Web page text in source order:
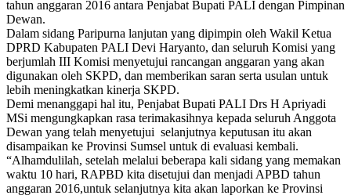
tahun anggaran 2016 antara Penjabat Bupati PALI dengan Pimpinan
Dewan.
Dalam sidang Paripurna lanjutan yang dipimpin oleh Wakil Ketua
DPRD Kabupaten PALI Devi Haryanto, dan seluruh Komisi yang
berjumlah III Komisi menyetujui rancangan anggaran yang akan
digunakan oleh SKPD, dan memberikan saran serta usulan untuk
lebih meningkatkan kinerja SKPD.
Demi menanggapi hal itu, Penjabat Bupati PALI Drs H Apriyadi
MSi mengungkapkan rasa terimakasihnya kepada seluruh Anggota
Dewan yang telah menyetujui selanjutnya keputusan itu akan
disampaikan ke Provinsi Sumsel untuk di evaluasi kembali.
“Alhamdulilah, setelah melalui beberapa kali sidang yang memakan
waktu 10 hari, RAPBD kita disetujui dan menjadi APBD tahun
anggaran 2016,untuk selanjutnya kita akan laporkan ke Provinsi